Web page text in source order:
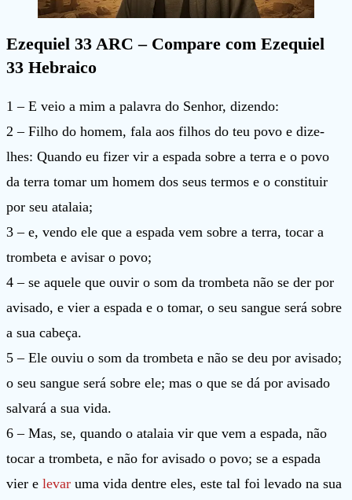
Ezequiel 33 ARC – Compare com Ezequiel
33 Hebraico
1 – E veio a mim a palavra do Senhor, dizendo:
2 – Filho do homem, fala aos filhos do teu povo e dize-
lhes: Quando eu fizer vir a espada sobre a terra e o povo
da terra tomar um homem dos seus termos e o constituir
por seu atalaia;
3 – e, vendo ele que a espada vem sobre a terra, tocar a
trombeta e avisar o povo;
4 – se aquele que ouvir o som da trombeta não se der por
avisado, e vier a espada e o tomar, o seu sangue será sobre
a sua cabeça.
5 – Ele ouviu o som da trombeta e não se deu por avisado;
o seu sangue será sobre ele; mas o que se dá por avisado
salvará a sua vida.
6 – Mas, se, quando o atalaia vir que vem a espada, não
tocar a trombeta, e não for avisado o povo; se a espada
vier e levar uma vida dentre eles, este tal foi levado na sua